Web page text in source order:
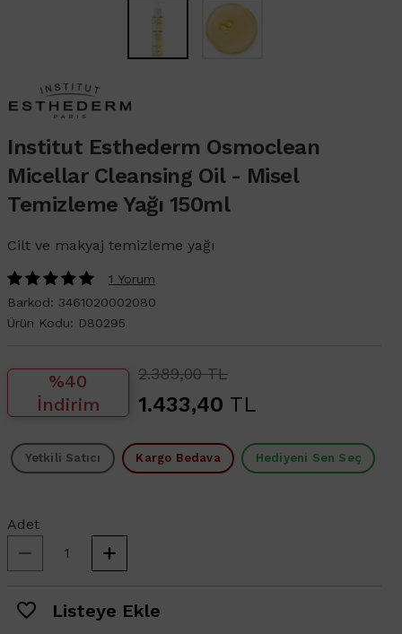
Institut Esthederm Osmoclean
Micellar Cleansing Oil - Misel
Temizleme Yağı 150ml
Cilt ve makyaj temizleme yağı
1 Yorum
Barkod: 3461020002080
Ürün Kodu: D80295
%40
İndirim
2.389,00 TL
1.433,40 TL
Yetkili Satıcı Kargo Bedava Hediyeni Sen Seç
Adet
Listeye Ekle